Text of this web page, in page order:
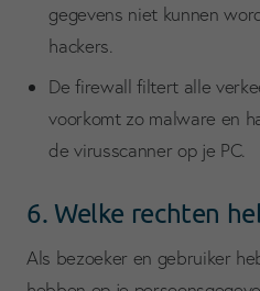
gegevens niet kunnen
hackers.
De firewall filtert alle
voorkomt zo malware en
de virusscanner op je PC.
6. Welke rechten
Als bezoeker en gebruiker